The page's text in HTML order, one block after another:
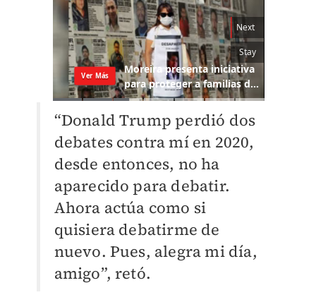
“Donald Trump perdió dos
debates contra mí en 2020,
desde entonces, no ha
aparecido para debatir.
Ahora actúa como si
quisiera debatirme de
nuevo. Pues, alegra mi día,
amigo”, retó.